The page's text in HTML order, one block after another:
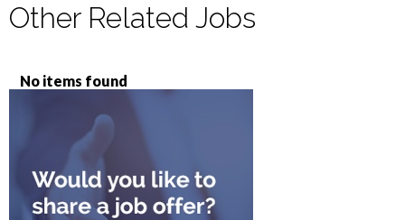
Other Related Jobs
No items found